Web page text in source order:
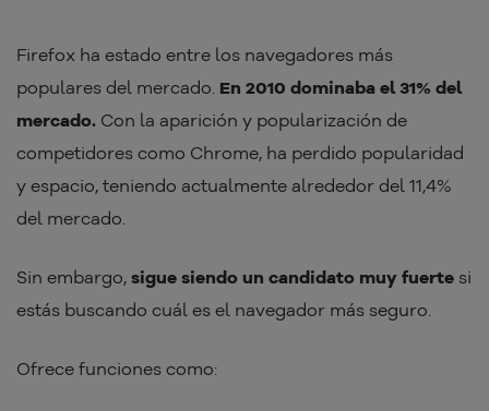
Firefox ha estado entre los navegadores más
populares del mercado. En 2010 dominaba el 31% del
mercado. Con la aparición y popularización de
competidores como Chrome, ha perdido popularidad
y espacio, teniendo actualmente alrededor del 11,4%
del mercado.
Sin embargo, sigue siendo un candidato muy fuerte si
estás buscando cuál es el navegador más seguro.
Ofrece funciones como: